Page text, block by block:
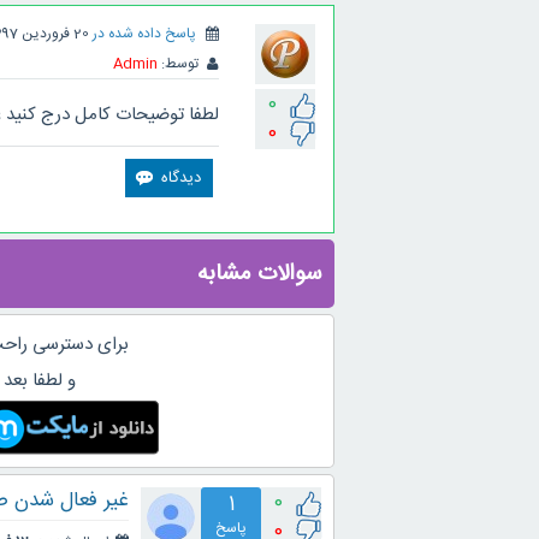
0
0
پاسخ داده شده در 20 فروردین 1397
توسط: Admin
لطفا توضیحات کامل درج
سوالات مشابه
برای دسترسی
و لطفا
0
0
1
پاسخ
غیر فعال شدن